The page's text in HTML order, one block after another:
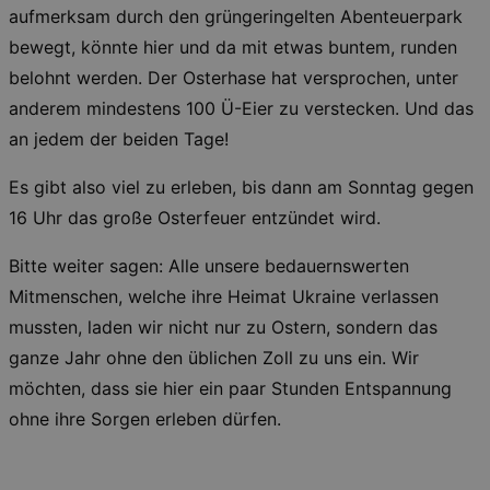
aufmerksam durch den grüngeringelten Abenteuerpark
bewegt, könnte hier und da mit etwas buntem, runden
belohnt werden. Der Osterhase hat versprochen, unter
anderem mindestens 100 Ü-Eier zu verstecken. Und das
an jedem der beiden Tage!
Es gibt also viel zu erleben, bis dann am Sonntag gegen
16 Uhr das große Osterfeuer entzündet wird.
Bitte weiter sagen: Alle unsere bedauernswerten
Mitmenschen, welche ihre Heimat Ukraine verlassen
mussten, laden wir nicht nur zu Ostern, sondern das
ganze Jahr ohne den üblichen Zoll zu uns ein. Wir
möchten, dass sie hier ein paar Stunden Entspannung
ohne ihre Sorgen erleben dürfen.
for
XSRF-TOKEN
www.kulturkalender-
dresden.de
hours